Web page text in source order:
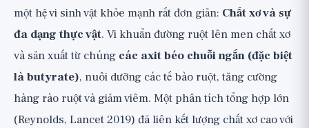
một hệ vi sinh vật khỏe mạnh rất đơn giản: Chất xơ và sự
đa dạng thực vật. Vi khuẩn đường ruột lên men chất xơ
và sản xuất từ chúng các axit béo chuỗi ngắn (đặc biệt
là butyrate), nuôi dưỡng các tế bào ruột, tăng cường
hàng rào ruột và giảm viêm. Một phân tích tổng hợp lớn
(Reynolds, Lancet 2019) đã liên kết lượng chất xơ cao với